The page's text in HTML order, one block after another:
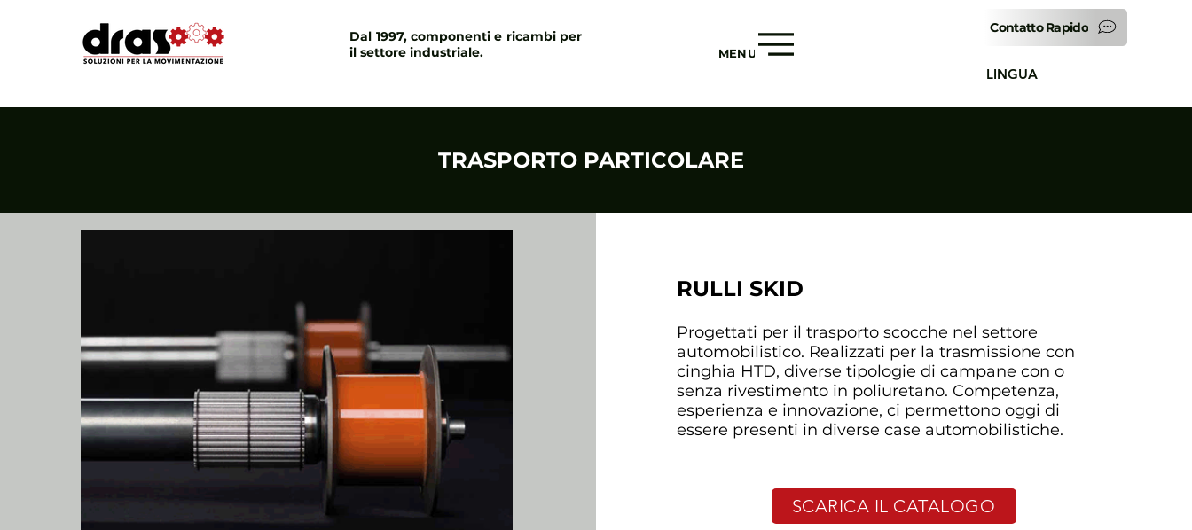
Dal 1997, componenti e ricambi per
il settore industriale.
MENU
Contatto Rapido
LINGUA
TRASPORTO PARTICOLARE
RULLI SKID
Progettati per il trasporto scocche nel settore
automobilistico. Realizzati per la trasmissione con
cinghia HTD, diverse tipologie di campane con o
senza rivestimento in poliuretano. Competenza,
esperienza e innovazione, ci permettono oggi di
essere presenti in diverse case automobilistiche.
SCARICA IL CATALOGO